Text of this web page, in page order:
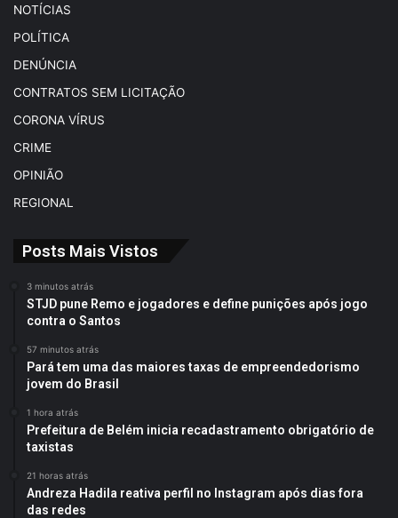
NOTÍCIAS
POLÍTICA
DENÚNCIA
CONTRATOS SEM LICITAÇÃO
CORONA VÍRUS
CRIME
OPINIÃO
REGIONAL
Posts Mais Vistos
3 minutos atrás
STJD pune Remo e jogadores e define punições após jogo
contra o Santos
57 minutos atrás
Pará tem uma das maiores taxas de empreendedorismo
jovem do Brasil
1 hora atrás
Prefeitura de Belém inicia recadastramento obrigatório de
taxistas
21 horas atrás
Andreza Hadila reativa perfil no Instagram após dias fora
das redes